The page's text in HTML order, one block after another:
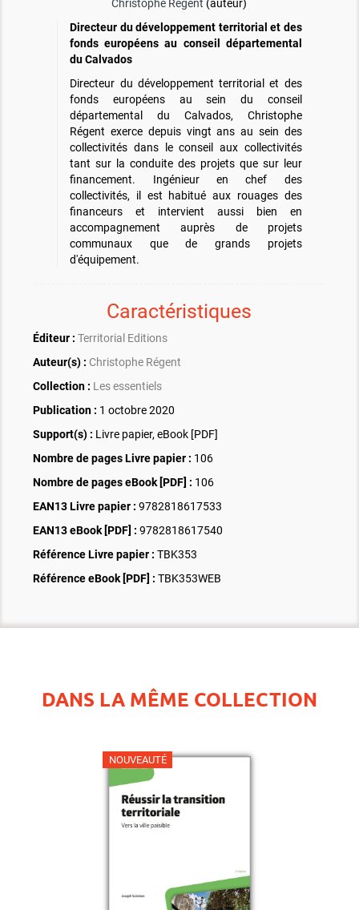
Christophe Régent (auteur)
Directeur du développement territorial et des
fonds européens au conseil départemental
du Calvados
Directeur du développement territorial et des
fonds européens au sein du conseil
départemental du Calvados, Christophe
Régent exerce depuis vingt ans au sein des
collectivités dans le conseil aux collectivités
tant sur la conduite des projets que sur leur
financement. Ingénieur en chef des
collectivités, il est habitué aux rouages des
financeurs et intervient aussi bien en
accompagnement auprès de projets
communaux que de grands projets
d'équipement.
Caractéristiques
Éditeur : Territorial Editions
Auteur(s) : Christophe Régent
Collection : Les essentiels
Publication : 1 octobre 2020
Support(s) : Livre papier, eBook [PDF]
Nombre de pages Livre papier : 106
Nombre de pages eBook [PDF] : 106
EAN13 Livre papier : 9782818617533
EAN13 eBook [PDF] : 9782818617540
Référence Livre papier : TBK353
Référence eBook [PDF] : TBK353WEB
DANS LA MÊME COLLECTION
NOUVEAUTÉ